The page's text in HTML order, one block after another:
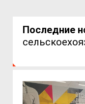
Последние